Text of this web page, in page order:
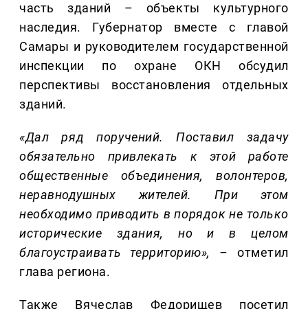
часть зданий – объекты культурного
наследия. Губернатор вместе с главой
Самары и руководителем государственной
инспекции по охране ОКН обсудил
перспективы восстановления отдельных
зданий.
«Дал ряд поручений. Поставил задачу
обязательно привлекать к этой работе
общественные объединения, волонтеров,
неравнодушных жителей. При этом
необходимо приводить в порядок не только
исторические здания, но и в целом
благоустраивать территорию», –
отметил
глава региона.
Также Вячеслав Федорищев посетил